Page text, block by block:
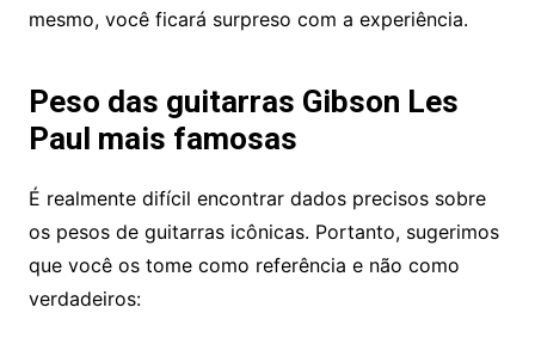
mesmo, você ficará surpreso com a experiência.
Peso das guitarras Gibson Les
Paul mais famosas
É realmente difícil encontrar dados precisos sobre
os pesos de guitarras icônicas. Portanto, sugerimos
que você os tome como referência e não como
verdadeiros: